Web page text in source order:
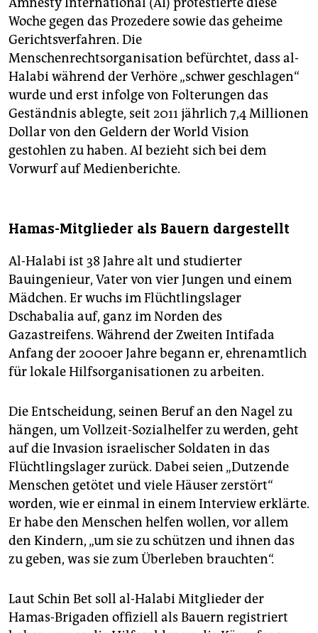
Woche gegen das Prozedere sowie das geheime
Gerichtsverfahren. Die
Menschenrechtsorganisation befürchtet, dass al-
Halabi während der Verhöre „schwer geschlagen“
wurde und erst infolge von Folterungen das
Geständnis ablegte, seit 2011 jährlich 7,4 Millionen
Dollar von den Geldern der World Vision
gestohlen zu haben. AI bezieht sich bei dem
Vorwurf auf Medienberichte.
Hamas-Mitglieder als Bauern dargestellt
Al-Halabi ist 38 Jahre alt und studierter
Bauingenieur, Vater von vier Jungen und einem
Mädchen. Er wuchs im Flüchtlingslager
Dschabalia auf, ganz im Norden des
Gazastreifens. Während der Zweiten Intifada
Anfang der 2000er Jahre begann er, ehrenamtlich
für lokale Hilfsorganisationen zu arbeiten.
Die Entscheidung, seinen Beruf an den Nagel zu
hängen, um Vollzeit-Sozialhelfer zu werden, geht
auf die Invasion israelischer Soldaten in das
Flüchtlingslager zurück. Dabei seien „Dutzende
Menschen getötet und viele Häuser zerstört“
worden, wie er einmal in einem Interview erklärte.
Er habe den Menschen helfen wollen, vor allem
den Kindern, „um sie zu schützen und ihnen das
zu geben, was sie zum Überleben brauchten“.
Laut Schin Bet soll al-Halabi Mitglieder der
Hamas-Brigaden offiziell als Bauern registriert